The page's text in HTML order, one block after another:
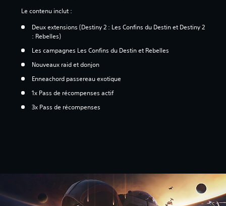
Le contenu inclut :
Deux extensions (Destiny 2 : Les Confins du Destin et Destiny 2
: Rebelles)
Les campagnes Les Confins du Destin et Rebelles
Nouveaux raid et donjon
Enneachord passereau exotique
1x Pass de récompenses actif
3x Pass de récompenses